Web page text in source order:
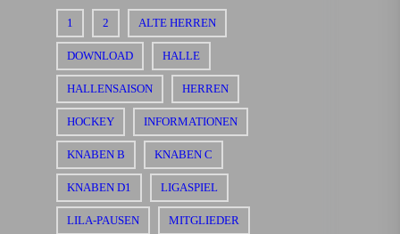
1 2 ALTE HERREN
DOWNLOAD HALLE
HALLENSAISON HERREN
HOCKEY INFORMATIONEN
KNABEN B KNABEN C
KNABEN D1 LIGASPIEL
LILA-PAUSEN MITGLIEDER